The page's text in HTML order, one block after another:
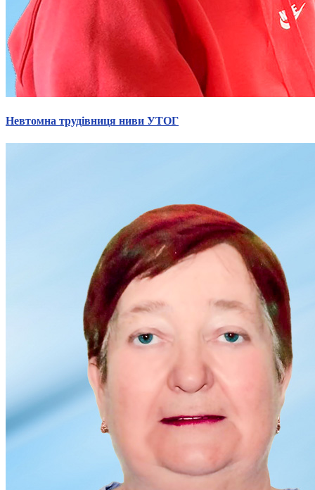
Невтомна трудівниця ниви УТОГ